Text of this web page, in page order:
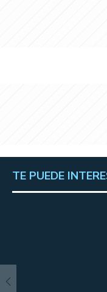
TE PUEDE